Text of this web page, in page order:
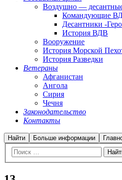
Воздушно —
Командующие
Десантники -
История ВДВ
Вооружение
История Морской
История Разведки
Ветераны
Афганистан
Ангола
Сирия
Чечня
Законодательство
Контакты
Найти Больше информации